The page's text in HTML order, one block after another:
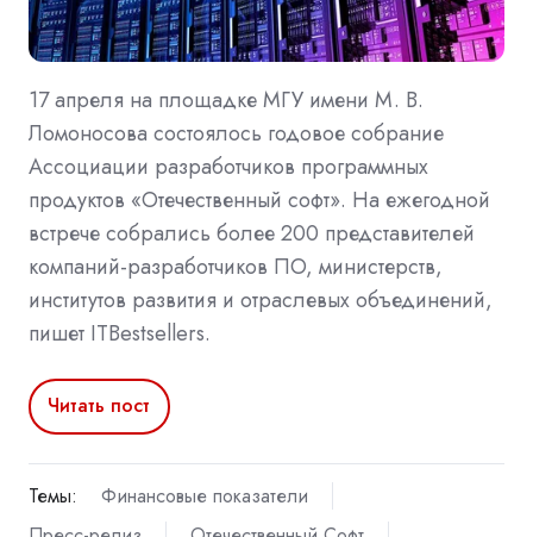
17 апреля на площадке МГУ имени М. В.
Ломоносова состоялось годовое собрание
Ассоциации разработчиков программных
продуктов «Отечественный софт». На ежегодной
встрече собрались более 200 представителей
компаний-разработчиков ПО, министерств,
институтов развития и отраслевых объединений,
пишет ITBestsellers.
Читать пост
Темы:
Финансовые показатели